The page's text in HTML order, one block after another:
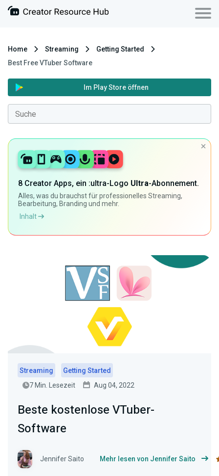
Home Streaming
Getting Started
Best Free VTuber Software
Im Play Store öffnen
8 Creator Apps, ein :ultra-Logo Ultra-Abonnement.
Alles, was du brauchst für professionelles Streaming,
Bearbeitung, Branding und mehr.
Inhalt
Streaming
Getting Started
7 Min. Lesezeit
Aug 04, 2022
Beste kostenlose VTuber-
Software
Jennifer Saito Mehr lesen von Jennifer Saito